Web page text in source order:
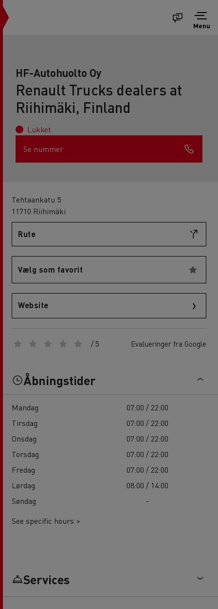
Menu
HF-Autohuolto Oy
Renault Trucks dealers at
Riihimäki, Finland
Lukket
Se nummer
Tehtaankatu 5
11710 Riihimäki
Rute
Vælg som favorit
Website
/ 5 Evalueringer fra Google
Åbningstider
Mandag
07:00 / 22:00
Tirsdag
07:00 / 22:00
Onsdag
07:00 / 22:00
Torsdag
07:00 / 22:00
Fredag
07:00 / 22:00
Lørdag
08:00 / 14:00
Søndag
-
See specific hours >
Services